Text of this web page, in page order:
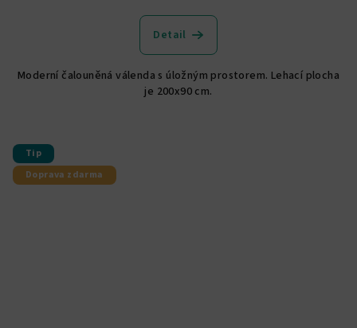
hodnocení
produktu
z
5
Detail
Moderní čalouněná válenda s úložným prostorem. Lehací plocha
je 200x90 cm.
Tip
Doprava zdarma